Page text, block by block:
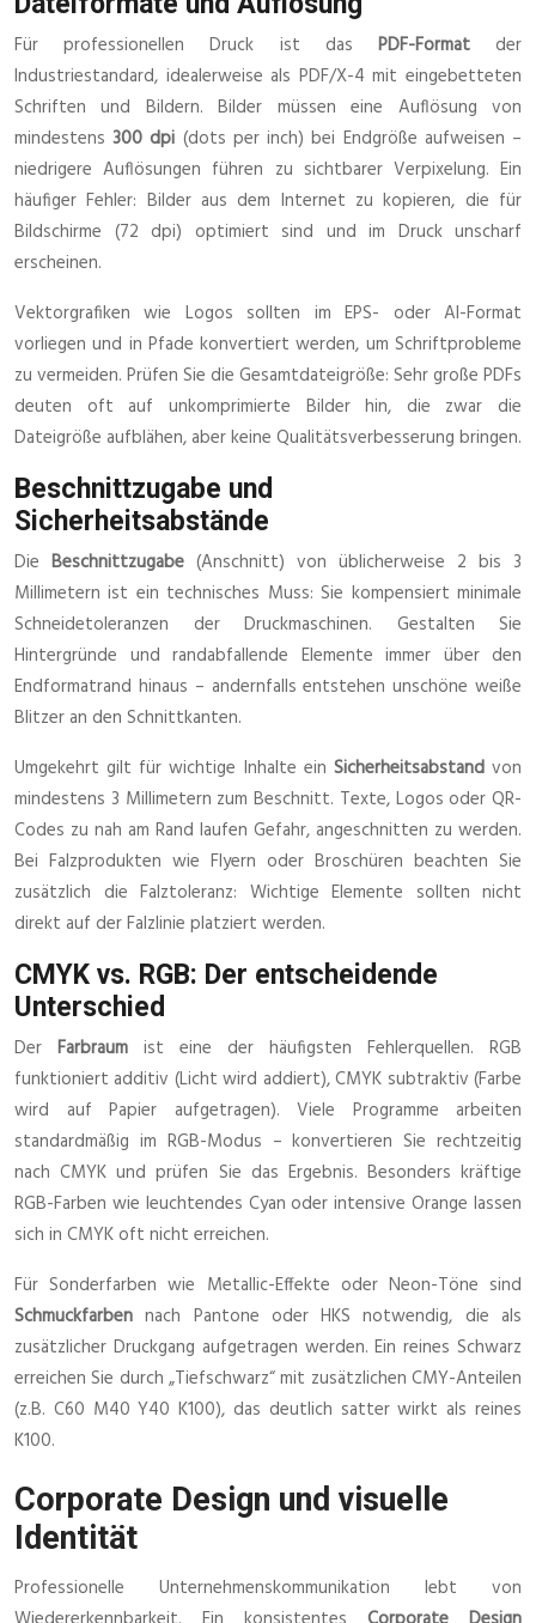
Für professionellen Druck ist das PDF-Formatder
Industriestandard, idealerweise als PDF/X-4 mit eingebetteten
Schriften und Bildern. Bilder müssen eine Auflösung von
mindestens300 dpi (dots per inch) bei Endgröße aufweisen –
niedrigere Auflösungen führen zu sichtbarer Verpixelung. Ein
häufiger Fehler: Bilder aus dem Internet zu kopieren, die für
Bildschirme (72 dpi) optimiert sind und im Druck unscharf
erscheinen.
Vektorgrafiken wie Logos sollten im EPS- oder AI-Format
vorliegen und in Pfade konvertiert werden, um Schriftprobleme
zu vermeiden. Prüfen Sie die Gesamtdateigröße: Sehr große PDFs
deuten oft auf unkomprimierte Bilder hin, die zwar die
Dateigröße aufblähen, aber keine Qualitätsverbesserung bringen.
Beschnittzugabe und
Sicherheitsabstände
Die Beschnittzugabe (Anschnitt) von üblicherweise 2 bis 3
Millimetern ist ein technisches Muss: Sie kompensiert minimale
Schneidetoleranzen der Druckmaschinen. Gestalten Sie
Hintergründe und randabfallende Elemente immer über den
Endformatrand hinaus – andernfalls entstehen unschöne weiße
Blitzer an den Schnittkanten.
Umgekehrt gilt für wichtige Inhalte ein Sicherheitsabstandvon
mindestens 3 Millimetern zum Beschnitt. Texte, Logos oder QR-
Codes zu nah am Rand laufen Gefahr, angeschnitten zu werden.
Bei Falzprodukten wie Flyern oder Broschüren beachten Sie
zusätzlich die Falztoleranz: Wichtige Elemente sollten nicht
direkt auf der Falzlinie platziert werden.
CMYK vs. RGB: Der entscheidende
Unterschied
Der Farbraum ist eine der häufigsten Fehlerquellen. RGB
funktioniert additiv (Licht wird addiert), CMYK subtraktiv (Farbe
wird auf Papier aufgetragen). Viele Programme arbeiten
standardmäßig im RGB-Modus – konvertieren Sie rechtzeitig
nach CMYK und prüfen Sie das Ergebnis. Besonders kräftige
RGB-Farben wie leuchtendes Cyan oder intensive Orange lassen
sich in CMYK oft nicht erreichen.
Für Sonderfarben wie Metallic-Effekte oder Neon-Töne sind
Schmuckfarben nach Pantone oder HKS notwendig, die als
zusätzlicher Druckgang aufgetragen werden. Ein reines Schwarz
erreichen Sie durch „Tiefschwarz“ mit zusätzlichen CMY-Anteilen
(z.B. C60 M40 Y40 K100), das deutlich satter wirkt als reines
K100.
Corporate Design und visuelle
Identität
Professionelle Unternehmenskommunikation lebt von